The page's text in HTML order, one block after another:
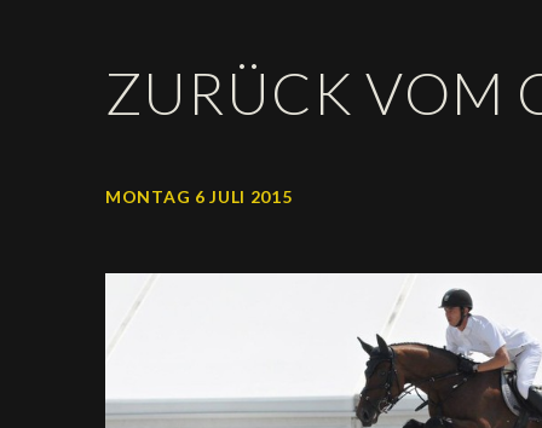
ZURÜCK VOM
MONTAG 6 JULI 2015